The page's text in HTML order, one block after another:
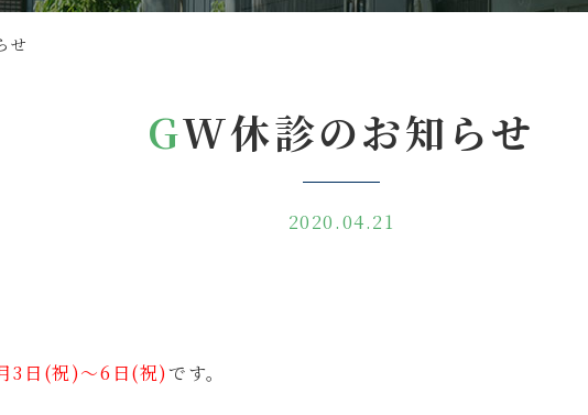
せ
GW休診のお知らせ
2020.04.21
3日(祝)〜6日(祝)です。